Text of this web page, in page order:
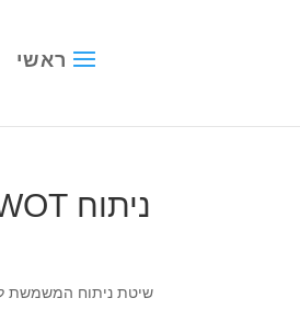
ראשי
ניתוח SWOT
שיטת ניתוח המשמשת